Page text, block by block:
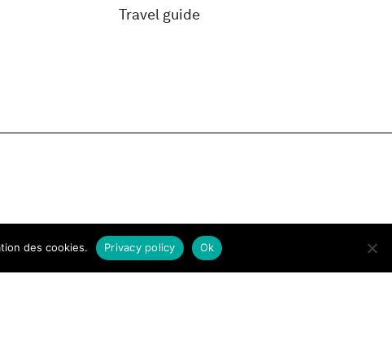
Travel guide
des cookies. Ok
Privacy policy